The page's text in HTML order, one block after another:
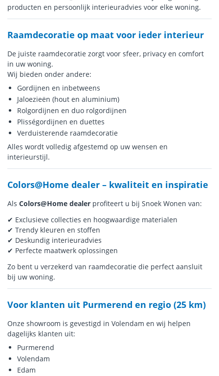
producten en persoonlijk interieuradvies voor elke woning.
Raamdecoratie op maat voor ieder interieur
De juiste raamdecoratie zorgt voor sfeer, privacy en comfort
in uw woning.
Wij bieden onder andere:
Gordijnen en inbetweens
Jaloezieën (hout en aluminium)
Rolgordijnen en duo rolgordijnen
Plisségordijnen en duettes
Verduisterende raamdecoratie
Alles wordt volledig afgestemd op uw wensen en
interieurstijl.
Colors@Home dealer – kwaliteit en inspiratie
Als Colors@Home dealer profiteert u bij Snoek Wonen van:
✔ Exclusieve collecties en hoogwaardige materialen
✔ Trendy kleuren en stoffen
✔ Deskundig interieuradvies
✔ Perfecte maatwerk oplossingen
Zo bent u verzekerd van raamdecoratie die perfect aansluit
bij uw woning.
Voor klanten uit Purmerend en regio (25 km)
Onze showroom is gevestigd in Volendam en wij helpen
dagelijks klanten uit:
Purmerend
Volendam
Edam